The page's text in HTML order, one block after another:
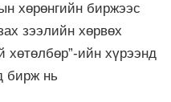
хөрөнгийн биржээс
зээлийн хөрвөх
хөтөлбөр”-ийн хүрээнд
бирж нь